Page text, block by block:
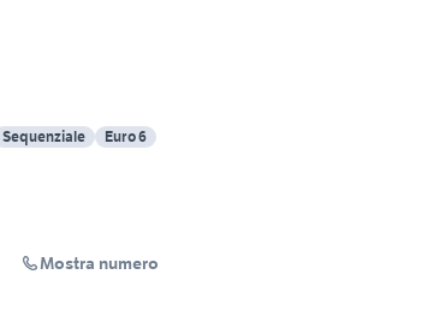
Sequenziale Euro 6
Mostra numero